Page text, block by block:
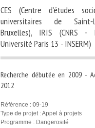
CES (Centre d’études
universitaires de
Bruxelles), IRIS (CNRS -
Université Paris 13 - INSERM)
Recherche débutée en 2009 -
2012
Référence : 09-19
Type de projet : Appel à projets
Programme : Dangerosité